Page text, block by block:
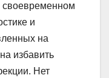
и
на
избавить
Нет